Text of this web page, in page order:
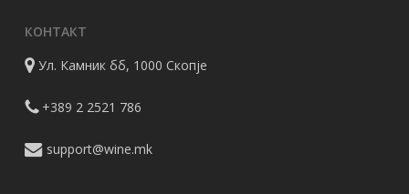
КОНТАКТ
Ул. Камник бб, 1000 Скопје
+389 2 2521 786
support@wine.mk